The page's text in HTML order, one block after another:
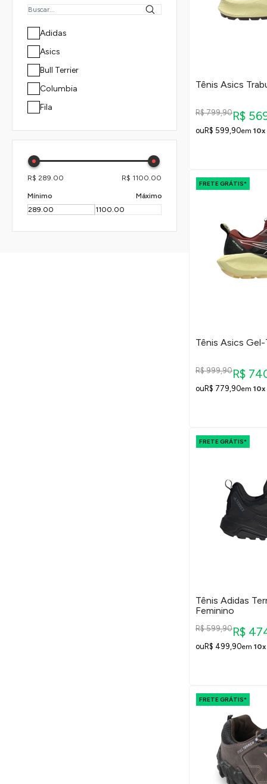
Adidas
Asics
Bull Terrier
Columbia
Fila
Olympikus
Puma
Skechers
R$ 289.00 R$ 1100.00
Mínimo Máximo
Tênis Asics
R$ 799,90R$
R$ 599,90em 10x
FRETE GRÁTIS*
Tênis Asics
R$ 999,90R$
R$ 779,90em 10x
FRETE GRÁTIS*
Tênis Adidas
Feminino
R$ 599,90R$
R$ 499,90em 10x
FRETE GRÁTIS*